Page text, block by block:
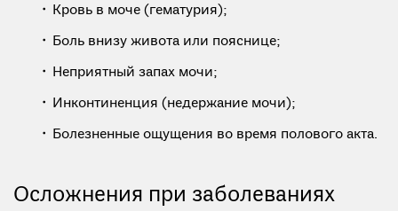
Кровь в моче (гематурия);
Боль внизу живота или пояснице;
Неприятный запах мочи;
Инконтиненция (недержание мочи);
Болезненные ощущения во время полового акта.
Осложнения при заболеваниях